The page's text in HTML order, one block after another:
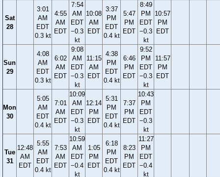
Sat
28
3:01
AM
EDT
0.3 kt
4:55
AM
EDT
7:54
AM
EDT
−0.3
kt
10:08
AM
EDT
3:37
PM
EDT
0.4 kt
5:47
PM
EDT
8:49
PM
EDT
−0.3
kt
10:57
PM
EDT
Sun
29
4:08
AM
EDT
0.3 kt
6:02
AM
EDT
9:08
AM
EDT
−0.3
kt
11:15
AM
EDT
4:38
PM
EDT
0.4 kt
6:46
PM
EDT
9:52
PM
EDT
−0.3
kt
11:57
PM
EDT
Mon
30
5:05
AM
EDT
0.4 kt
7:01
AM
EDT
10:09
AM
EDT
−0.3
kt
12:14
PM
EDT
5:31
PM
EDT
0.4 kt
7:37
PM
EDT
10:43
PM
EDT
−0.3
kt
Tue
31
12:48
AM
EDT
5:55
AM
EDT
0.4 kt
7:53
AM
EDT
10:59
AM
EDT
−0.4
kt
1:05
PM
EDT
6:18
PM
EDT
0.4 kt
8:23
PM
EDT
11:27
PM
EDT
−0.4
kt